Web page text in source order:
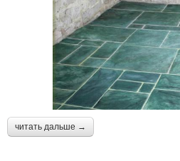
читать дальше →